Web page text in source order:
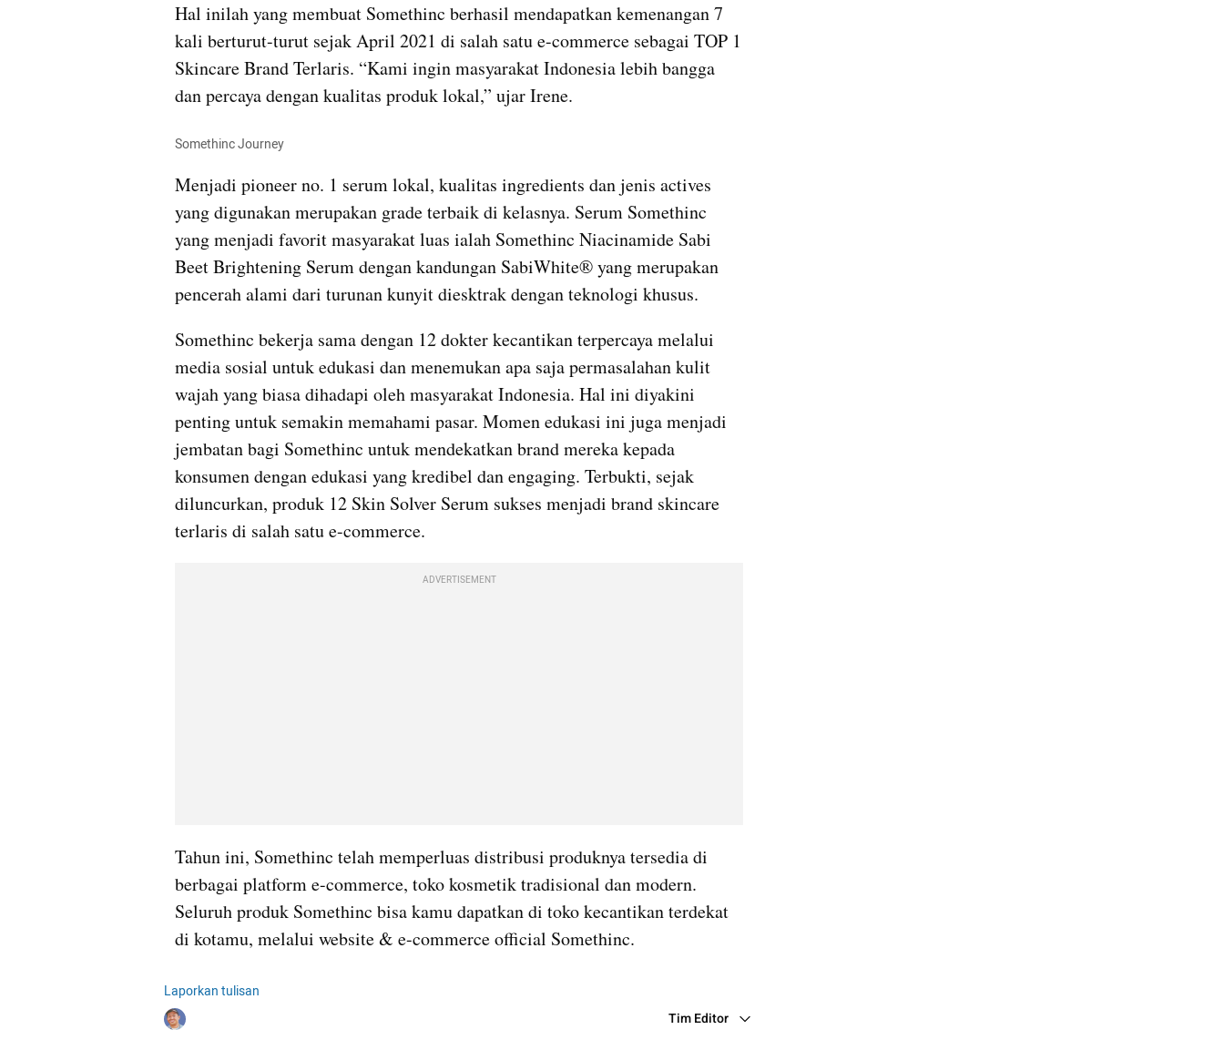
Hal inilah yang membuat Somethinc berhasil mendapatkan kemenangan 7
kali berturut-turut sejak April 2021 di salah satu e-commerce sebagai TOP 1
Skincare Brand Terlaris. “Kami ingin masyarakat Indonesia lebih bangga
dan percaya dengan kualitas produk lokal,” ujar Irene.
Somethinc Journey
Menjadi pioneer no. 1 serum lokal, kualitas ingredients dan jenis actives
yang digunakan merupakan grade terbaik di kelasnya. Serum Somethinc
yang menjadi favorit masyarakat luas ialah Somethinc Niacinamide Sabi
Beet Brightening Serum dengan kandungan SabiWhite®️ yang merupakan
pencerah alami dari turunan kunyit diesktrak dengan teknologi khusus.
Somethinc bekerja sama dengan 12 dokter kecantikan terpercaya melalui
media sosial untuk edukasi dan menemukan apa saja permasalahan kulit
wajah yang biasa dihadapi oleh masyarakat Indonesia. Hal ini diyakini
penting untuk semakin memahami pasar. Momen edukasi ini juga menjadi
jembatan bagi Somethinc untuk mendekatkan brand mereka kepada
konsumen dengan edukasi yang kredibel dan engaging. Terbukti, sejak
diluncurkan, produk 12 Skin Solver Serum sukses menjadi brand skincare
terlaris di salah satu e-commerce.
ADVERTISEMENT
Tahun ini, Somethinc telah memperluas distribusi produknya tersedia di
berbagai platform e-commerce, toko kosmetik tradisional dan modern.
Seluruh produk Somethinc bisa kamu dapatkan di toko kecantikan terdekat
di kotamu, melalui website & e-commerce official Somethinc.
Laporkan tulisan
Tim Editor